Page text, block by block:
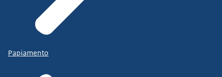
Papiamento